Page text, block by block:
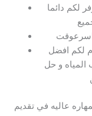
لكم دائما
اسرعوقت
لكم افضل
و حل
عاليه في تقديم